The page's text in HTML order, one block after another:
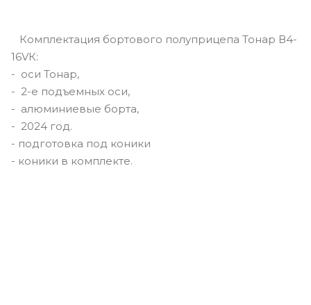
Комплектация бортового полуприцепа Тонар В4-
16VК:
- оси Тонар,
- 2-е подъемных оси,
- алюминиевые борта,
- 2024 год.
- подготовка под коники
- коники в комплекте.